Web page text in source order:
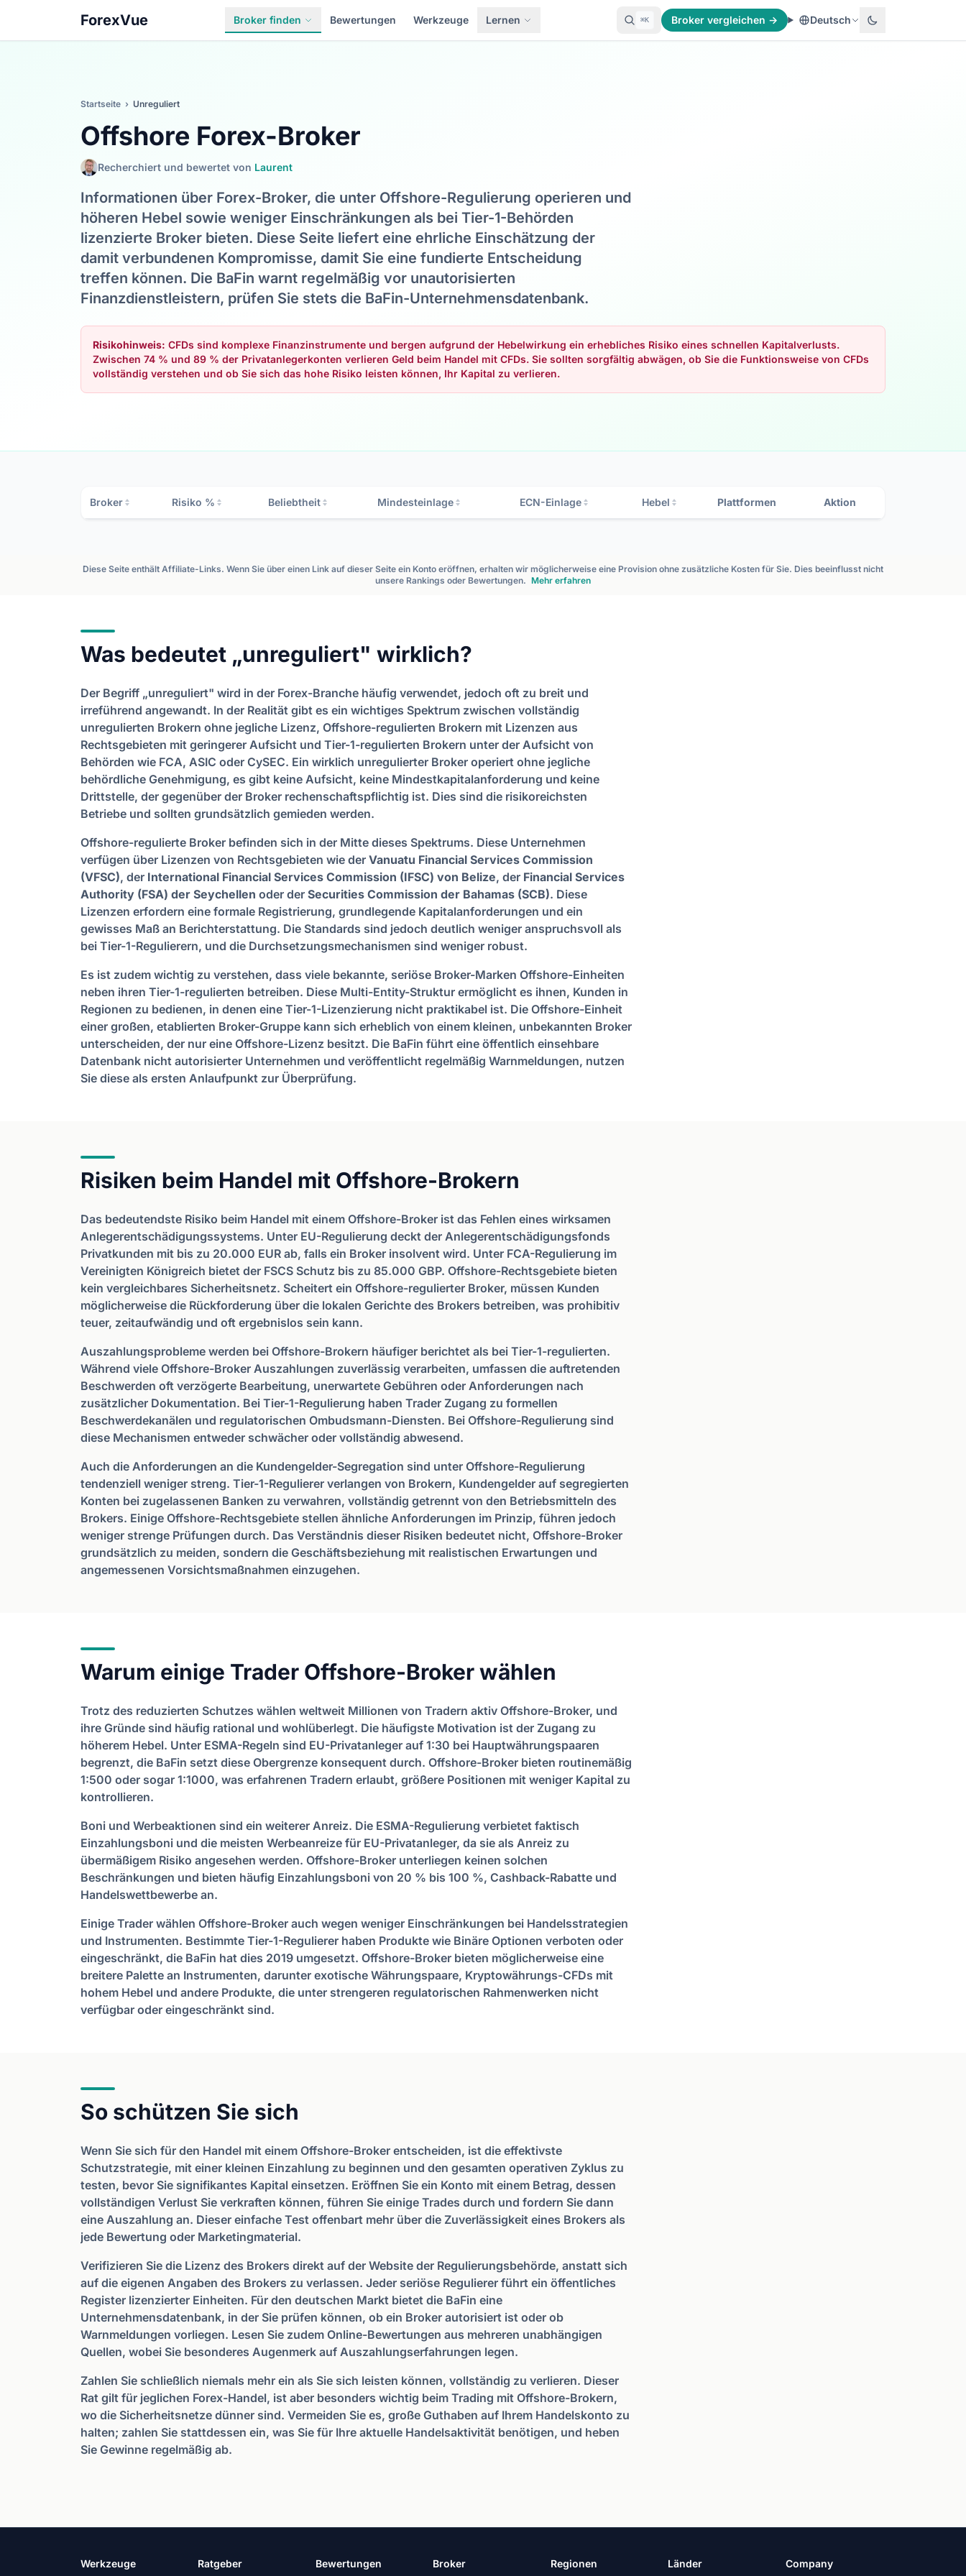
ForexVue Broker finden Bewertungen Werkzeuge Lernen ⌘K Broker vergleichen → Deutsch
Startseite › Unreguliert
Offshore Forex-Broker
Recherchiert und bewertet von Laurent
Informationen über Forex-Broker, die unter Offshore-Regulierung operieren und
höheren Hebel sowie weniger Einschränkungen als bei Tier-1-Behörden
lizenzierte Broker bieten. Diese Seite liefert eine ehrliche Einschätzung der
damit verbundenen Kompromisse, damit Sie eine fundierte Entscheidung
treffen können. Die BaFin warnt regelmäßig vor unautorisierten
Finanzdienstleistern, prüfen Sie stets die BaFin-Unternehmensdatenbank.
Risikohinweis: CFDs sind komplexe Finanzinstrumente und bergen aufgrund der Hebelwirkung ein erhebliches Risiko eines schnellen Kapitalverlusts.
Zwischen 74 % und 89 % der Privatanlegerkonten verlieren Geld beim Handel mit CFDs. Sie sollten sorgfältig abwägen, ob Sie die Funktionsweise von CFDs
vollständig verstehen und ob Sie sich das hohe Risiko leisten können, Ihr Kapital zu verlieren.
Broker Risiko % Beliebtheit Mindesteinlage ECN-Einlage Hebel Plattformen Aktion
Diese Seite enthält Affiliate-Links. Wenn Sie über einen Link auf dieser Seite ein Konto eröffnen, erhalten wir möglicherweise eine Provision ohne zusätzliche Kosten für Sie. Dies beeinflusst nicht
unsere Rankings oder Bewertungen. Mehr erfahren
Was bedeutet „unreguliert" wirklich?
Der Begriff „unreguliert" wird in der Forex-Branche häufig verwendet, jedoch oft zu breit und
irreführend angewandt. In der Realität gibt es ein wichtiges Spektrum zwischen vollständig
unregulierten Brokern ohne jegliche Lizenz, Offshore-regulierten Brokern mit Lizenzen aus
Rechtsgebieten mit geringerer Aufsicht und Tier-1-regulierten Brokern unter der Aufsicht von
Behörden wie FCA, ASIC oder CySEC. Ein wirklich unregulierter Broker operiert ohne jegliche
behördliche Genehmigung, es gibt keine Aufsicht, keine Mindestkapitalanforderung und keine
Drittstelle, der gegenüber der Broker rechenschaftspflichtig ist. Dies sind die risikoreichsten
Betriebe und sollten grundsätzlich gemieden werden.
Offshore-regulierte Broker befinden sich in der Mitte dieses Spektrums. Diese Unternehmen
verfügen über Lizenzen von Rechtsgebieten wie der Vanuatu Financial Services Commission
(VFSC), der International Financial Services Commission (IFSC) von Belize, der Financial Services
Authority (FSA) der Seychellen oder der Securities Commission der Bahamas (SCB). Diese
Lizenzen erfordern eine formale Registrierung, grundlegende Kapitalanforderungen und ein
gewisses Maß an Berichterstattung. Die Standards sind jedoch deutlich weniger anspruchsvoll als
bei Tier-1-Regulierern, und die Durchsetzungsmechanismen sind weniger robust.
Es ist zudem wichtig zu verstehen, dass viele bekannte, seriöse Broker-Marken Offshore-Einheiten
neben ihren Tier-1-regulierten betreiben. Diese Multi-Entity-Struktur ermöglicht es ihnen, Kunden in
Regionen zu bedienen, in denen eine Tier-1-Lizenzierung nicht praktikabel ist. Die Offshore-Einheit
einer großen, etablierten Broker-Gruppe kann sich erheblich von einem kleinen, unbekannten Broker
unterscheiden, der nur eine Offshore-Lizenz besitzt. Die BaFin führt eine öffentlich einsehbare
Datenbank nicht autorisierter Unternehmen und veröffentlicht regelmäßig Warnmeldungen, nutzen
Sie diese als ersten Anlaufpunkt zur Überprüfung.
Risiken beim Handel mit Offshore-Brokern
Das bedeutendste Risiko beim Handel mit einem Offshore-Broker ist das Fehlen eines wirksamen
Anlegerentschädigungssystems. Unter EU-Regulierung deckt der Anlegerentschädigungsfonds
Privatkunden mit bis zu 20.000 EUR ab, falls ein Broker insolvent wird. Unter FCA-Regulierung im
Vereinigten Königreich bietet der FSCS Schutz bis zu 85.000 GBP. Offshore-Rechtsgebiete bieten
kein vergleichbares Sicherheitsnetz. Scheitert ein Offshore-regulierter Broker, müssen Kunden
möglicherweise die Rückforderung über die lokalen Gerichte des Brokers betreiben, was prohibitiv
teuer, zeitaufwändig und oft ergebnislos sein kann.
Auszahlungsprobleme werden bei Offshore-Brokern häufiger berichtet als bei Tier-1-regulierten.
Während viele Offshore-Broker Auszahlungen zuverlässig verarbeiten, umfassen die auftretenden
Beschwerden oft verzögerte Bearbeitung, unerwartete Gebühren oder Anforderungen nach
zusätzlicher Dokumentation. Bei Tier-1-Regulierung haben Trader Zugang zu formellen
Beschwerdekanälen und regulatorischen Ombudsmann-Diensten. Bei Offshore-Regulierung sind
diese Mechanismen entweder schwächer oder vollständig abwesend.
Auch die Anforderungen an die Kundengelder-Segregation sind unter Offshore-Regulierung
tendenziell weniger streng. Tier-1-Regulierer verlangen von Brokern, Kundengelder auf segregierten
Konten bei zugelassenen Banken zu verwahren, vollständig getrennt von den Betriebsmitteln des
Brokers. Einige Offshore-Rechtsgebiete stellen ähnliche Anforderungen im Prinzip, führen jedoch
weniger strenge Prüfungen durch. Das Verständnis dieser Risiken bedeutet nicht, Offshore-Broker
grundsätzlich zu meiden, sondern die Geschäftsbeziehung mit realistischen Erwartungen und
angemessenen Vorsichtsmaßnahmen einzugehen.
Warum einige Trader Offshore-Broker wählen
Trotz des reduzierten Schutzes wählen weltweit Millionen von Tradern aktiv Offshore-Broker, und
ihre Gründe sind häufig rational und wohlüberlegt. Die häufigste Motivation ist der Zugang zu
höherem Hebel. Unter ESMA-Regeln sind EU-Privatanleger auf 1:30 bei Hauptwährungspaaren
begrenzt, die BaFin setzt diese Obergrenze konsequent durch. Offshore-Broker bieten routinemäßig
1:500 oder sogar 1:1000, was erfahrenen Tradern erlaubt, größere Positionen mit weniger Kapital zu
kontrollieren.
Boni und Werbeaktionen sind ein weiterer Anreiz. Die ESMA-Regulierung verbietet faktisch
Einzahlungsboni und die meisten Werbeanreize für EU-Privatanleger, da sie als Anreiz zu
übermäßigem Risiko angesehen werden. Offshore-Broker unterliegen keinen solchen
Beschränkungen und bieten häufig Einzahlungsboni von 20 % bis 100 %, Cashback-Rabatte und
Handelswettbewerbe an.
Einige Trader wählen Offshore-Broker auch wegen weniger Einschränkungen bei Handelsstrategien
und Instrumenten. Bestimmte Tier-1-Regulierer haben Produkte wie Binäre Optionen verboten oder
eingeschränkt, die BaFin hat dies 2019 umgesetzt. Offshore-Broker bieten möglicherweise eine
breitere Palette an Instrumenten, darunter exotische Währungspaare, Kryptowährungs-CFDs mit
hohem Hebel und andere Produkte, die unter strengeren regulatorischen Rahmenwerken nicht
verfügbar oder eingeschränkt sind.
So schützen Sie sich
Wenn Sie sich für den Handel mit einem Offshore-Broker entscheiden, ist die effektivste
Schutzstrategie, mit einer kleinen Einzahlung zu beginnen und den gesamten operativen Zyklus zu
testen, bevor Sie signifikantes Kapital einsetzen. Eröffnen Sie ein Konto mit einem Betrag, dessen
vollständigen Verlust Sie verkraften können, führen Sie einige Trades durch und fordern Sie dann
eine Auszahlung an. Dieser einfache Test offenbart mehr über die Zuverlässigkeit eines Brokers als
jede Bewertung oder Marketingmaterial.
Verifizieren Sie die Lizenz des Brokers direkt auf der Website der Regulierungsbehörde, anstatt sich
auf die eigenen Angaben des Brokers zu verlassen. Jeder seriöse Regulierer führt ein öffentliches
Register lizenzierter Einheiten. Für den deutschen Markt bietet die BaFin eine
Unternehmensdatenbank, in der Sie prüfen können, ob ein Broker autorisiert ist oder ob
Warnmeldungen vorliegen. Lesen Sie zudem Online-Bewertungen aus mehreren unabhängigen
Quellen, wobei Sie besonderes Augenmerk auf Auszahlungserfahrungen legen.
Zahlen Sie schließlich niemals mehr ein als Sie sich leisten können, vollständig zu verlieren. Dieser
Rat gilt für jeglichen Forex-Handel, ist aber besonders wichtig beim Trading mit Offshore-Brokern,
wo die Sicherheitsnetze dünner sind. Vermeiden Sie es, große Guthaben auf Ihrem Handelskonto zu
halten; zahlen Sie stattdessen ein, was Sie für Ihre aktuelle Handelsaktivität benötigen, und heben
Sie Gewinne regelmäßig ab.
Werkzeuge Ratgeber Bewertungen Broker Regionen Länder Company